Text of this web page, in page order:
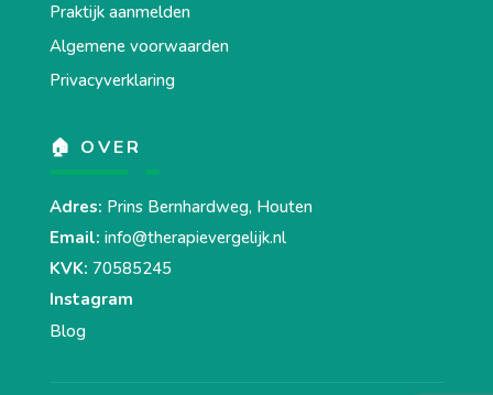
Praktijk aanmelden
Algemene voorwaarden
Privacyverklaring
🏠 OVER
Adres: Prins Bernhardweg, Houten
Email: info@therapievergelijk.nl
KVK: 70585245
Instagram
Blog